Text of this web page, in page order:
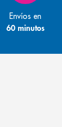
Envíos en
60 minutos